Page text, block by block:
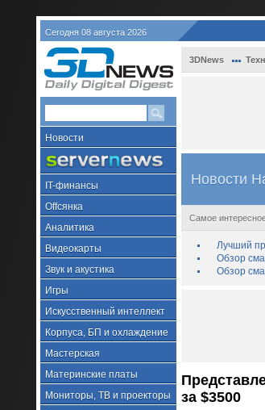
Сегодня 08 августа 2026
Новости
IT-финансы
Offсянка
Аналитика
Видеокарты
Звук и акустика
Игры
Искусственный интеллект
Корпуса, БП и охлаждение
Мастерская
Материнские платы
Мониторы, ТВ и проекторы
3DNews
Новости
Самое
Лучший
Обзор
Обзор
за $3500